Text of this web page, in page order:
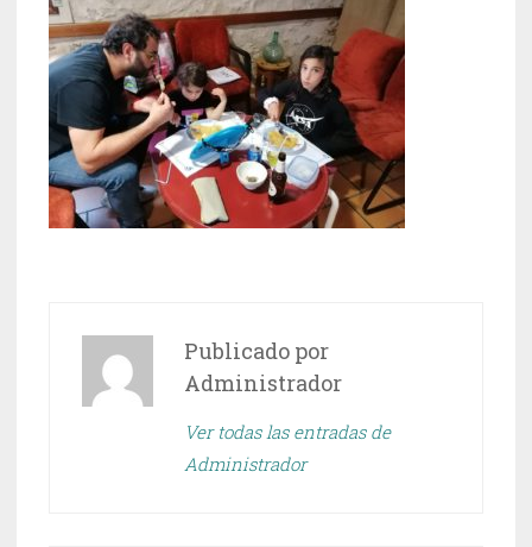
Publicado por
Administrador
Ver todas las entradas de
Administrador